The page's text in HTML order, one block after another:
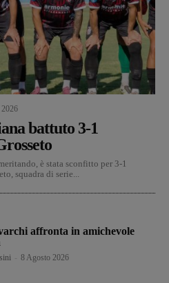
battuto 3-1
è stata sconfitto per 3-1
squadra di serie...
affronta in amichevole
8 Agosto 2026